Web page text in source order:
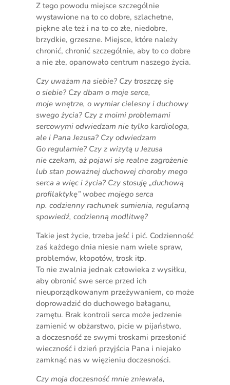
Z tego powodu miejsce szczególnie
wystawione na to co dobre, szlachetne,
piękne ale też i na to co złe, niedobre,
brzydkie, grzeszne. Miejsce, które należy
chronić, chronić szczególnie, aby to co dobre
a nie złe, opanowało centrum naszego życia.
Czy uważam na siebie? Czy troszczę się
o siebie? Czy dbam o moje serce,
moje wnętrze, o wymiar cielesny i duchowy
swego życia? Czy z moimi problemami
sercowymi odwiedzam nie tylko kardiologa,
ale i Pana Jezusa? Czy odwiedzam
Go regularnie? Czy z wizytą u Jezusa
nie czekam, aż pojawi się realne zagrożenie
lub stan poważnej duchowej choroby mego
serca a więc i życia? Czy stosuję „duchową
profilaktykę” wobec mojego serca
np. codzienny rachunek sumienia, regularną
spowiedź, codzienną modlitwę?
Takie jest życie, trzeba jeść i pić. Codzienność
zaś każdego dnia niesie nam wiele spraw,
problemów, kłopotów, trosk itp.
To nie zwalnia jednak człowieka z wysiłku,
aby obronić swe serce przed ich
nieuporządkowanym przeżywaniem, co może
doprowadzić do duchowego bałaganu,
zamętu. Brak kontroli serca może jedzenie
zamienić w obżarstwo, picie w pijaństwo,
a doczesność ze swymi troskami przesłonić
wieczność i dzień przyjścia Pana i niejako
zamknąć nas w więzieniu doczesności.
Czy moja doczesność mnie zniewala,